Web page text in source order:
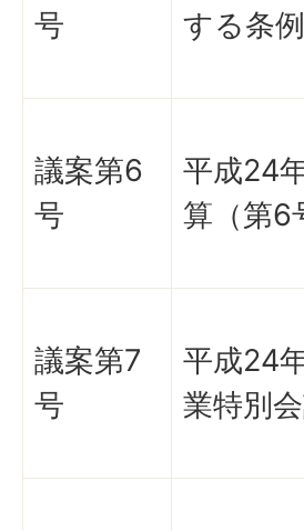
号
する条例
議案第6
号
平成24
算（第6
議案第7
号
平成24
業特別